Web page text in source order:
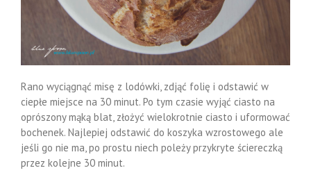
Rano wyciągnąć misę z lodówki, zdjąć folię i odstawić w
ciepłe miejsce na 30 minut. Po tym czasie wyjąć ciasto na
oprószony mąką blat, złożyć wielokrotnie ciasto i uformować
bochenek. Najlepiej odstawić do koszyka wzrostowego ale
jeśli go nie ma, po prostu niech poleży przykryte ściereczką
przez kolejne 30 minut.